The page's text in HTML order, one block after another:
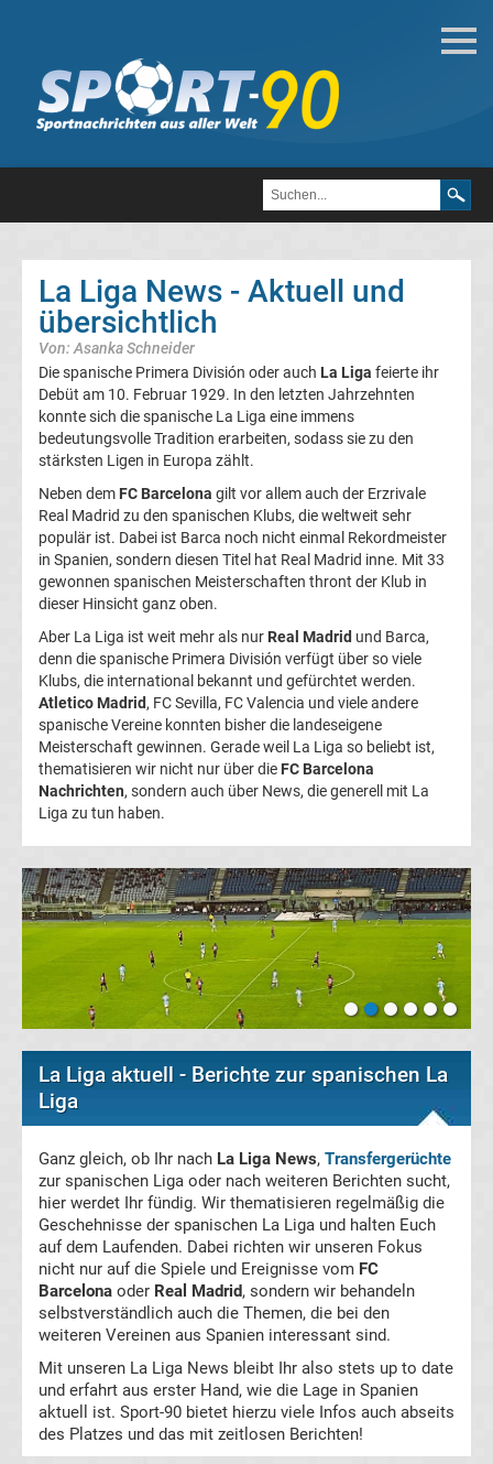
Fußball
Bundesliga
3.
Liga
DFB-
Pokal
Champions
League
Europa
League
Europa
Conference
League
Premier
Liga
Serie
A
Türk.
Süper
Lig
Internat.
Fußball
La Liga News - Aktuell und
übersichtlich
Von: Asanka Schneider
Die spanische Primera División oder auch La Liga feierte ihr
Debüt am 10. Februar 1929. In den letzten Jahrzehnten
konnte sich die spanische La Liga eine immens
bedeutungsvolle Tradition erarbeiten, sodass sie zu den
stärksten Ligen in Europa zählt.
Neben dem FC Barcelona gilt vor allem auch der Erzrivale
Real Madrid zu den spanischen Klubs, die weltweit sehr
populär ist. Dabei ist Barca noch nicht einmal Rekordmeister
in Spanien, sondern diesen Titel hat Real Madrid inne. Mit 33
gewonnen spanischen Meisterschaften thront der Klub in
dieser Hinsicht ganz oben.
Aber La Liga ist weit mehr als nur Real Madrid und Barca,
denn die spanische Primera División verfügt über so viele
Klubs, die international bekannt und gefürchtet werden.
Atletico Madrid, FC Sevilla, FC Valencia und viele andere
spanische Vereine konnten bisher die landeseigene
Meisterschaft gewinnen. Gerade weil La Liga so beliebt ist,
thematisieren wir nicht nur über die FC Barcelona
Nachrichten, sondern auch über News, die generell mit La
Liga zu tun haben.
La Liga aktuell - Berichte zur spanischen La
Liga
Ganz gleich, ob Ihr nach La Liga News, Transfergerüchte
zur spanischen Liga oder nach weiteren Berichten sucht,
hier werdet Ihr fündig. Wir thematisieren regelmäßig die
Geschehnisse der spanischen La Liga und halten Euch
auf dem Laufenden. Dabei richten wir unseren Fokus
nicht nur auf die Spiele und Ereignisse vom FC
Barcelona oder Real Madrid, sondern wir behandeln
selbstverständlich auch die Themen, die bei den
weiteren Vereinen aus Spanien interessant sind.
Mit unseren La Liga News bleibt Ihr also stets up to date
und erfahrt aus erster Hand, wie die Lage in Spanien
aktuell ist. Sport-90 bietet hierzu viele Infos auch abseits
des Platzes und das mit zeitlosen Berichten!